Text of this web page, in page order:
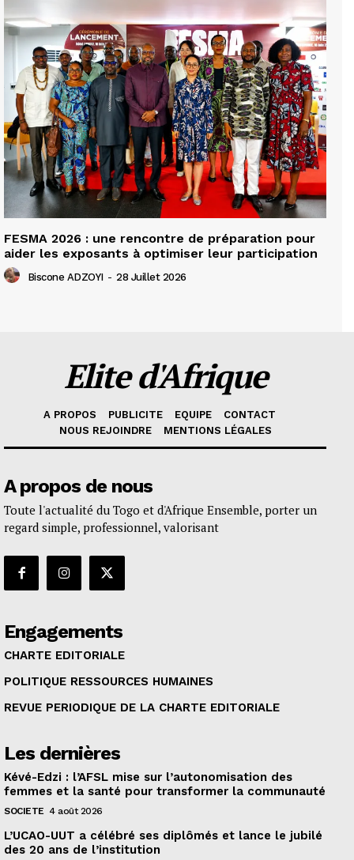
FESMA 2026 : une rencontre de préparation pour
aider les exposants à optimiser leur participation
Biscone ADZOYI - 28 Juillet 2026
Elite d'Afrique
A PROPOS PUBLICITE EQUIPE
CONTACT
NOUS REJOINDRE
MENTIONS LÉGALES
A propos de nous
Toute l'actualité du Togo et d'Afrique Ensemble, porter un
regard simple, professionnel, valorisant
Engagements
CHARTE EDITORIALE
POLITIQUE RESSOURCES HUMAINES
REVUE PERIODIQUE DE LA CHARTE EDITORIALE
Les dernières
Kévé-Edzi : l’AFSL mise sur l’autonomisation des
femmes et la santé pour transformer la communauté
SOCIETE 4 août 2026
L’UCAO-UUT a célébré ses diplômés et lance le jubilé
des 20 ans de l’institution